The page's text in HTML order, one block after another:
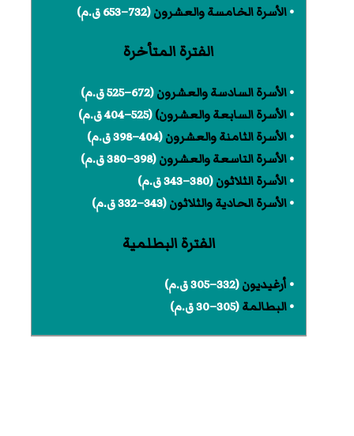
•الأسرة الخامسة والعشرون(732–653 ق.م)
الفترة المتأخرة
•الأسرة السادسة والعشرون(672–525 ق.م)
•الأسرة السابعة والعشرون)(525–404 ق.م)
•الأسرة الثامنة والعشرون(404–398 ق.م)
•الأسرة التاسعة والعشرون(398–380 ق.م)
•الأسرة الثلاثون(380–343 ق.م)
•الأسرة الحادية والثلاثون(343–332 ق.م)
الفترة البطلمية
• أرغيديون(332–305 ق.م)
•البطالمة(305–30 ق.م)